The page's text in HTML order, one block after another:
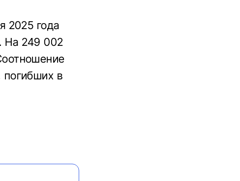
2025 года
На 249 002
погибших в